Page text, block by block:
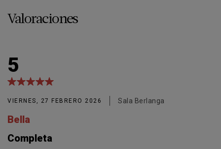
Valoraciones
5
VIERNES, 27 FEBRERO 2026 Sala Berlanga
Bella
Completa